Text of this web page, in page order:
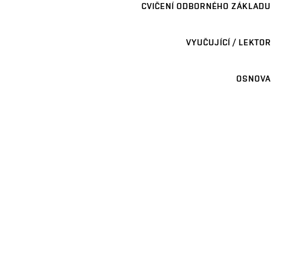
CVIČENÍ ODBORNÉHO ZÁKLADU
VYUČUJÍCÍ / LEKTOR
OSNOVA